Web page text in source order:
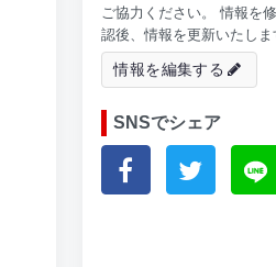
ご協力ください。 情報を
認後、情報を更新いたしま
情報を編集する
SNSでシェア